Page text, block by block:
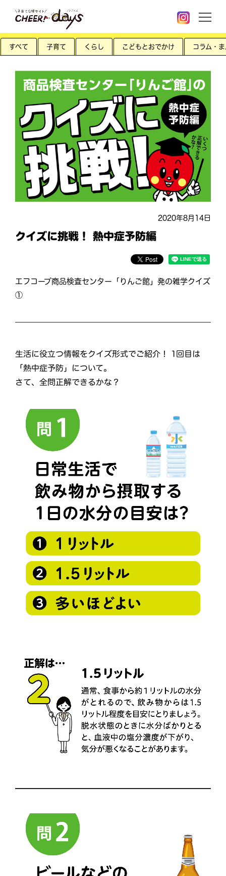
すべて 子育て くらし こどもとおでかけ コラム・
2020年8月14日
クイズに挑戦！ 熱中症予防編
エフコープ商品検査センター「りんご館」発の雑学クイズ
①
生活に役立つ情報をクイズ形式でご紹介！ 1回目は
「熱中症予防」について。
さて、全問正解できるかな？